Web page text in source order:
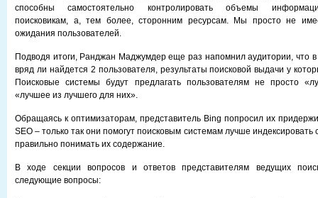
способны самостоятельно контролировать объемы
поисковикам, а, тем более, сторонним ресурсам. Мы просто не
ожидания пользователей.
Подводя итоги, Ранджан Маджумдер еще раз напомнил аудитории, что в
вряд ли найдется 2 пользователя, результаты поисковой выдачи у
Поисковые системы будут предлагать пользователям не просто
«лучшее из лучшего для них».
Обращаясь к оптимизаторам, представитель Bing попросил их
SEO – только так они помогут поисковым системам лучше индексировать
правильно понимать их содержание.
В ходе секции вопросов и ответов представителям ведущих
следующие вопросы: